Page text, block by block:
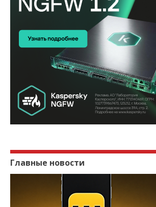
Главные новости